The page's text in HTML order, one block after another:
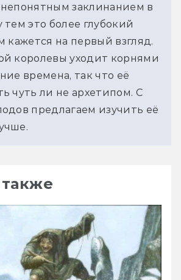
заклинанием в
это более глубокий
кажется на первый взгляд.
королевы уходит корнями
времена, так что её
чуть ли не архетипом. С
предлагаем изучить её